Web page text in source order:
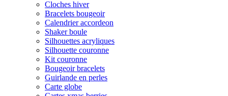
Cloches hiver
Bracelets bougeoir
Calendrier accordeon
Shaker boule
Silhouettes acryliques
Silhouette couronne
Kit couronne
Bougeoir bracelets
Guirlande en perles
Carte globe